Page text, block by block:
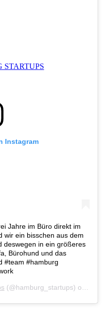
STARTUPS
Instagram
Jahre im Büro direkt im
ein bisschen aus dem
deswegen in ein größeres
Bürohund und das
#team #hamburg
(@hamburg_startups) on